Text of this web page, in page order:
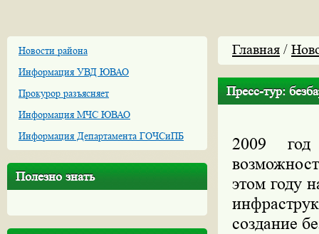
Новости района
Информация УВД ЮВАО
Прокурор разъясняет
Информация МЧС ЮВАО
Информация Департамента ГОЧСиПБ
Полезно знать
Главная /
Пресс-тур:
2009
этом году
создание